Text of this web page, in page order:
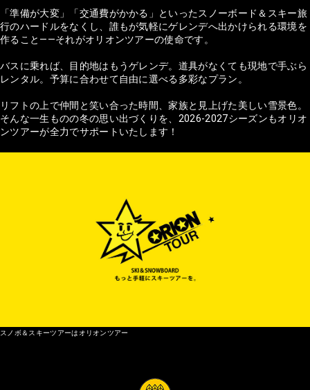
「準備が大変」「交通費がかかる」といったスノーボード＆スキー旅
行のハードルをなくし、誰もが気軽にゲレンデへ出かけられる環境を
作ること——それがオリオンツアーの使命です。
バスに乗れば、目的地はもうゲレンデ。道具がなくても現地で手ぶら
レンタル。予算に合わせて自由に選べる多彩なプラン。
リフトの上で仲間と笑い合った時間、家族と見上げた美しい雪景色。
そんな一生ものの冬の思い出づくりを、2026-2027シーズンもオリオ
ンツアーが全力でサポートいたします！
スノボ＆スキーツアーはオリオンツアー